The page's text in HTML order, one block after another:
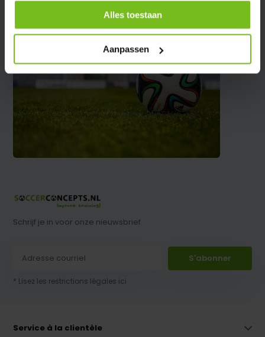
Alles toestaan
Aanpassen
Schrijf je in voor onze nieuwsbrief
S'abonner
* Lisez les restrictions légales ici
Service à la clientèle